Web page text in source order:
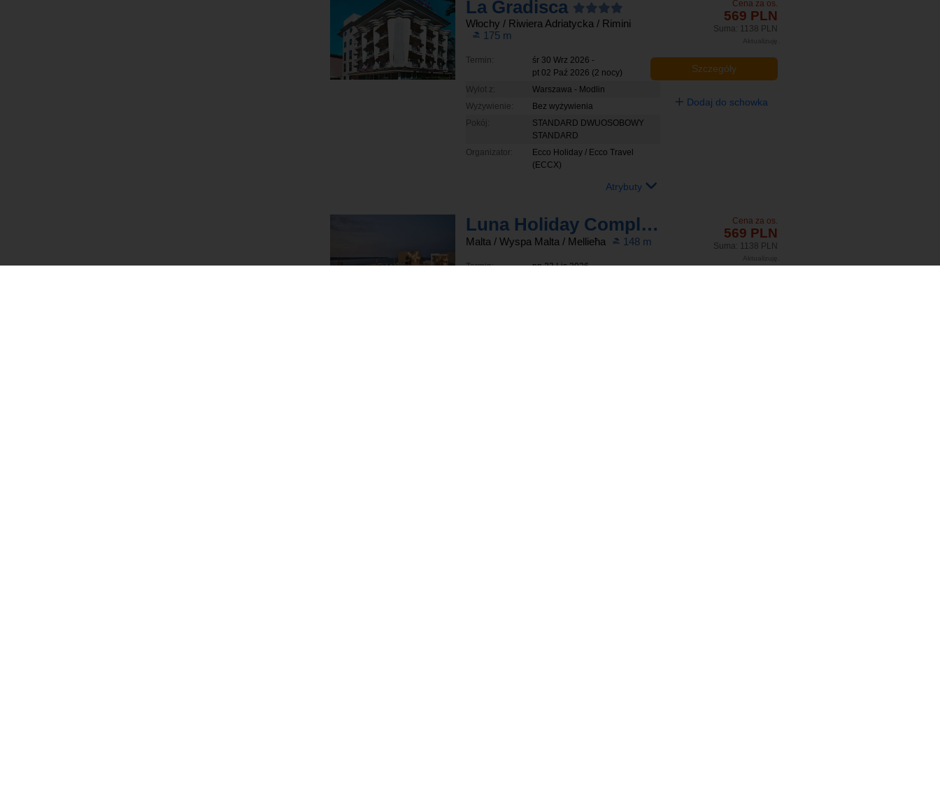
La Gradisca
Włochy / Riwiera Adriatycka / Rimini
175 m
Termin: śr 30 Wrz 2026 -
pt 02 Paź 2026 (2 nocy)
Wylot z:
Warszawa - Modlin
Wyżywienie:
Bez wyżywienia
Pokój:
STANDARD DWUOSOBOWY
STANDARD
Organizator:
Ecco Holiday / Ecco Travel
(ECCX)
Atrybuty
Cena za os.
569 PLN
Suma: 1138 PLN
Aktualizuję
Szczegóły
Dodaj do schowka
Luna Holiday Complex
Malta / Wyspa Malta / Mellieħa 148 m
Termin: pn 23 Lis 2026-
Cena za os.
569 PLN
Suma: 1138 PLN
Aktualizuję